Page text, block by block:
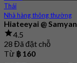
Thái
Nhà hàng thông thường
Hiateeyai @ Samyan
4.5
28 Đã đặt chỗ
Từ ฿ 160